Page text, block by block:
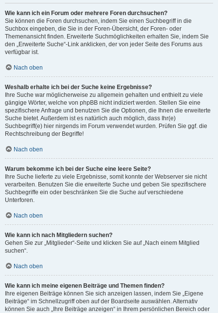
Wie kann ich ein Forum oder mehrere Foren durchsuchen?
Sie können die Foren durchsuchen, indem Sie einen Suchbegriff in die
Suchbox eingeben, die Sie in der Foren-Übersicht, der Foren- oder
Themenansicht finden. Erweiterte Suchmöglichkeiten erhalten Sie, indem Sie
den „Erweiterte Suche“-Link anklicken, der von jeder Seite des Forums aus
verfügbar ist.
Nach oben
Weshalb erhalte ich bei der Suche keine Ergebnisse?
Ihre Suche war möglicherweise zu allgemein gehalten und enthielt zu viele
gängige Wörter, welche von phpBB nicht indiziert werden. Stellen Sie eine
spezifischere Anfrage und benutzen Sie die Optionen, die Ihnen die erweiterte
Suche bietet. Außerdem ist es natürlich auch möglich, dass Ihr(e)
Suchbegriff(e) hier nirgends im Forum verwendet wurden. Prüfen Sie ggf. die
Rechtschreibung der Begriffe!
Nach oben
Warum bekomme ich bei der Suche eine leere Seite?
Ihre Suche lieferte zu viele Ergebnisse, somit konnte der Webserver sie nicht
verarbeiten. Benutzen Sie die erweiterte Suche und geben Sie spezifischere
Suchbegriffe ein oder beschränken Sie die Suche auf verschiedene
Unterforen.
Nach oben
Wie kann ich nach Mitgliedern suchen?
Gehen Sie zur „Mitglieder“-Seite und klicken Sie auf „Nach einem Mitglied
suchen“.
Nach oben
Wie kann ich meine eigenen Beiträge und Themen finden?
Ihre eigenen Beiträge können Sie sich anzeigen lassen, indem Sie „Eigene
Beiträge“ im Schnellzugriff oben auf der Boardseite auswählen. Alternativ
können Sie auch „Ihre Beiträge anzeigen“ in Ihrem persönlichen Bereich oder